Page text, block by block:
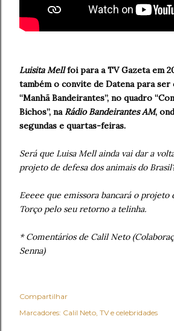
Luisita Mellfoi para a TV Gazeta em
também o convite de Datena para
“Manhã Bandeirantes”, no quadro
Bichos”, naRádio Bandeirantes AM,
segundas e quartas-feiras.
Será que Luisa Mell ainda vai dar a
projeto de defesa dos animais do
Eeeee que emissora bancará o projeto
Torço pelo seu retorno a telinha.
* Comentários de Calil Neto
Senna)
Compartilhar
Marcadores: Calil Neto TV e celebridades